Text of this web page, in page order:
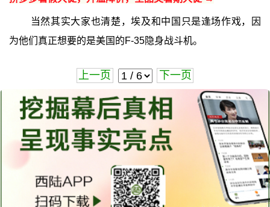
当然其实大家也清楚，埃及和中国只是逢场作戏，因
为他们真正想要的是美国的F-35隐身战斗机。
上一页 下一页